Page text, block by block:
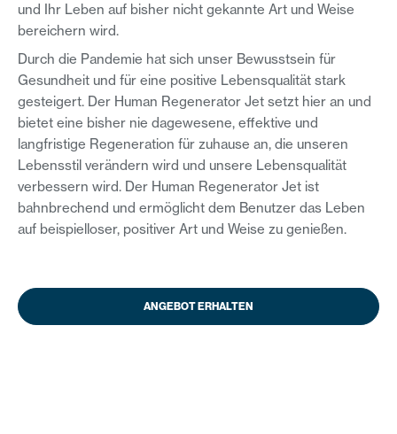
und Ihr Leben auf bisher nicht gekannte Art und Weise
bereichern wird.
Durch die Pandemie hat sich unser Bewusstsein für
Gesundheit und für eine positive Lebensqualität stark
gesteigert. Der Human Regenerator Jet setzt hier an und
bietet eine bisher nie dagewesene, effektive und
langfristige Regeneration für zuhause an, die unseren
Lebensstil verändern wird und unsere Lebensqualität
verbessern wird. Der Human Regenerator Jet ist
bahnbrechend und ermöglicht dem Benutzer das Leben
auf beispielloser, positiver Art und Weise zu genießen.
ANGEBOT ERHALTEN